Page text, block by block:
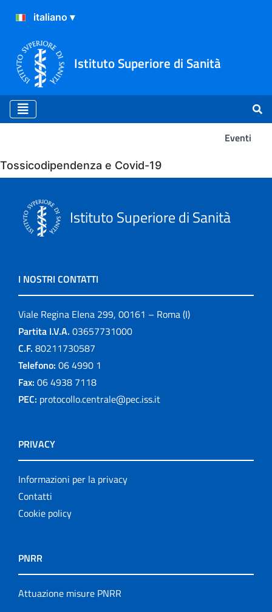
Istituto Superiore di Sanità
Eventi
Eventi
Tossicodipendenza e Covid-19
Istituto Superiore di Sanità
I NOSTRI CONTATTI
Viale Regina Elena 299, 00161 – Roma (I)
Partita I.V.A. 03657731000
C.F. 80211730587
Telefono: 06 4990 1
Fax: 06 4938 7118
PEC: protocollo.centrale@pec.iss.it
PRIVACY
Informazioni per la privacy
Contatti
Cookie policy
PNRR
Attuazione misure PNRR